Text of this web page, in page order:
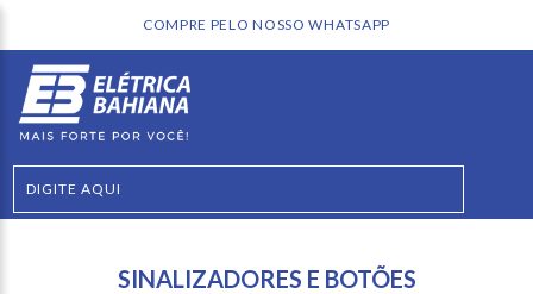
COMPRE PELO NOSSO WHATSAPP
SINALIZADORES E BOTÕES